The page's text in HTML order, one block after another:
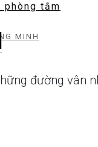
phòng tắm
MINH
đường vân